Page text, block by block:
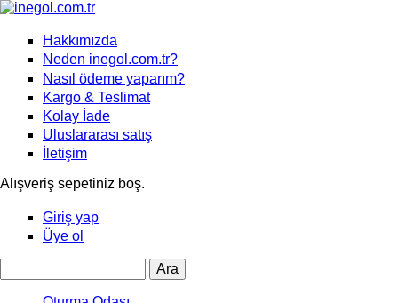
Hakkımızda
Neden inegol.com.tr?
Nasıl ödeme yaparım?
Kargo & Teslimat
Kolay İade
Uluslararası satış
İletişim
Alışveriş sepetiniz boş.
Giriş yap
Üye ol
Arama formu